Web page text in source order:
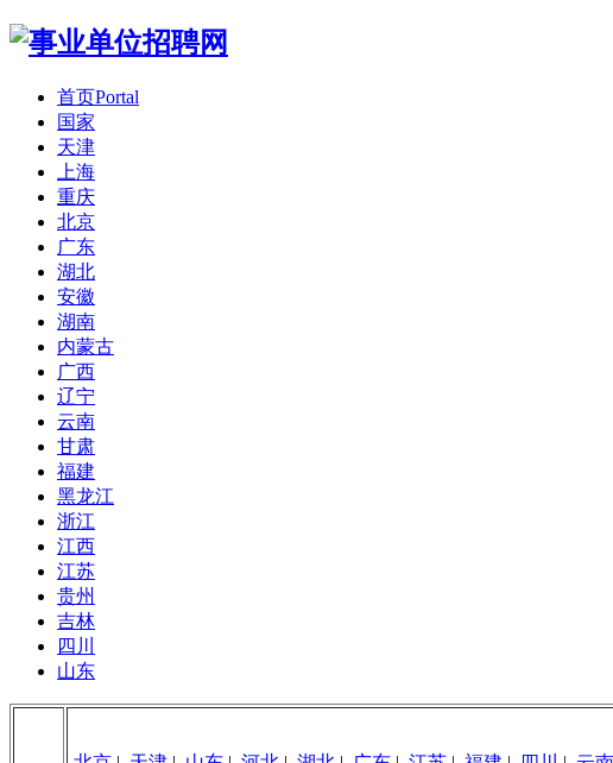
首页Portal
国家
天津
上海
重庆
北京
广东
湖北
安徽
湖南
内蒙古
广西
辽宁
云南
甘肃
福建
黑龙江
浙江
江西
江苏
贵州
吉林
四川
山东